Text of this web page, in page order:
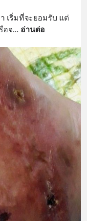
เริ่มที่จะยอมรับ แต่
อจ... อ่านต่อ